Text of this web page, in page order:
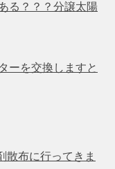
る？？？分譲太陽
ーを交換しますと
散布に行ってきま